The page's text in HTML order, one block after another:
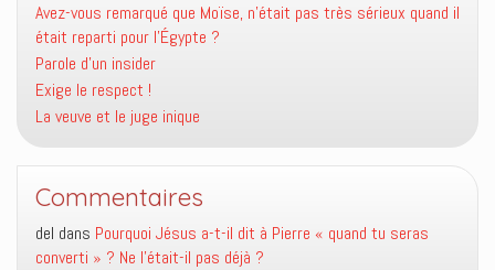
Avez-vous remarqué que Moïse, n’était pas très sérieux quand il
était reparti pour l’Égypte ?
Parole d’un insider
Exige le respect !
La veuve et le juge inique
Commentaires
del dans Pourquoi Jésus a-t-il dit à Pierre « quand tu seras
converti » ? Ne l’était-il pas déjà ?